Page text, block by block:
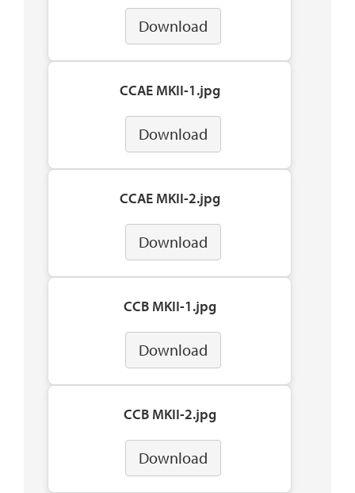
Download
CCAE MKII-1.jpg
Download
CCAE MKII-2.jpg
Download
CCB MKII-1.jpg
Download
CCB MKII-2.jpg
Download